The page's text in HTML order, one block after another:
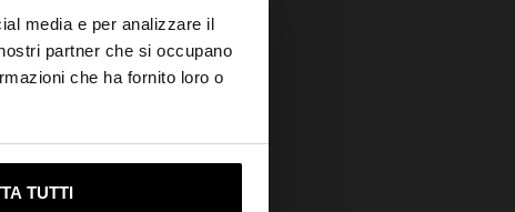
media e per analizzare il
partner che si occupano
che ha fornito loro o
TUTTI
×